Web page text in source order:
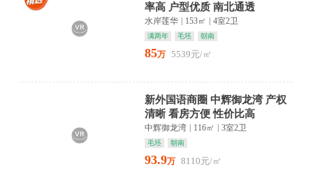
率高 户型优质 南北通透
水岸莲华 153㎡ 4室2卫
满两年 毛坯 朝南
85万 5539元/㎡
新外国语商圈 中辉御龙湾 产权
清晰 看房方便 性价比高
中辉御龙湾 116㎡ 3室2卫
毛坯 朝南
93.9万 8110元/㎡